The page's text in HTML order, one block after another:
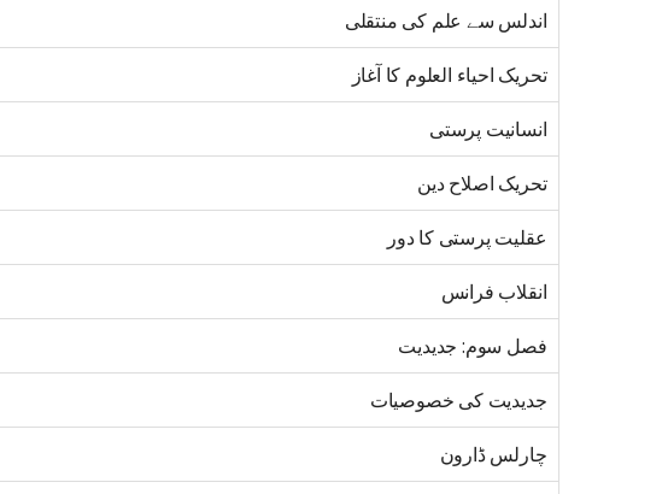
اندلس سے علم کی منتقلی
تحریک احیاء العلوم کا آغاز
انسانیت پرستی
تحریک اصلاح دین
عقلیت پرستی کا دور
انقلاب فرانس
فصل سوم: جدیدیت
جدیدیت کی خصوصیات
چارلس ڈارون